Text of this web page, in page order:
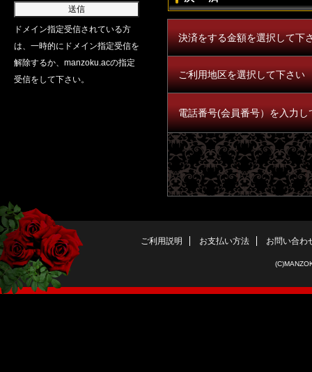
決済をする金額を選択して下
ご利用地区を選択して下さい
電話番号(会員番号）を入力し
ご利用説明 お支払い方法 お問い合わ